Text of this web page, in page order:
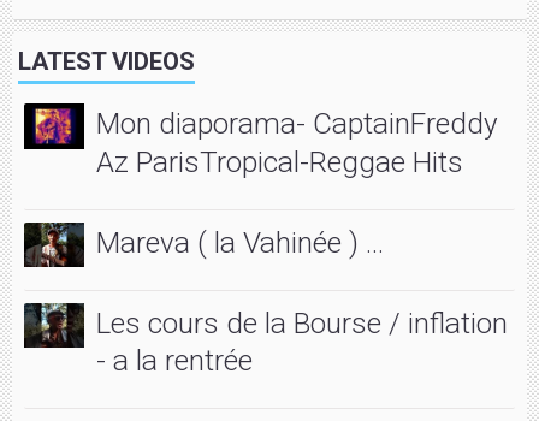
LATEST VIDEOS
Mon diaporama- CaptainFreddy
Az ParisTropical-Reggae Hits
Mareva ( la Vahinée ) ...
Les cours de la Bourse / inflation
- a la rentrée